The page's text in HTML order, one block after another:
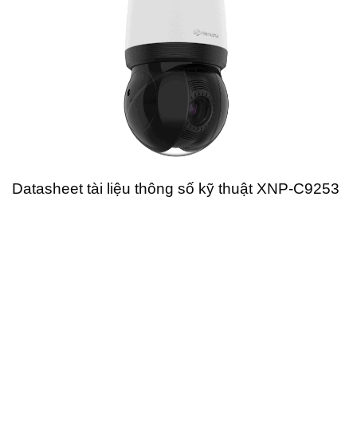
Datasheet tài liệu thông số kỹ thuật XNP-C9253